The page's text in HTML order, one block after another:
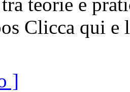
Clicca qui
]